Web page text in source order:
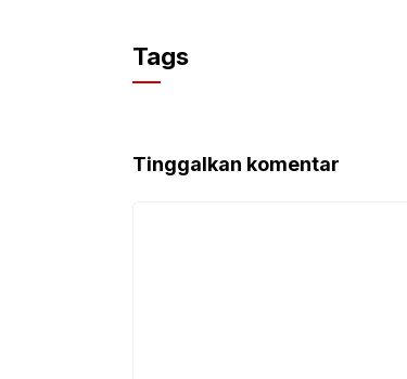
Tags
Tinggalkan komentar